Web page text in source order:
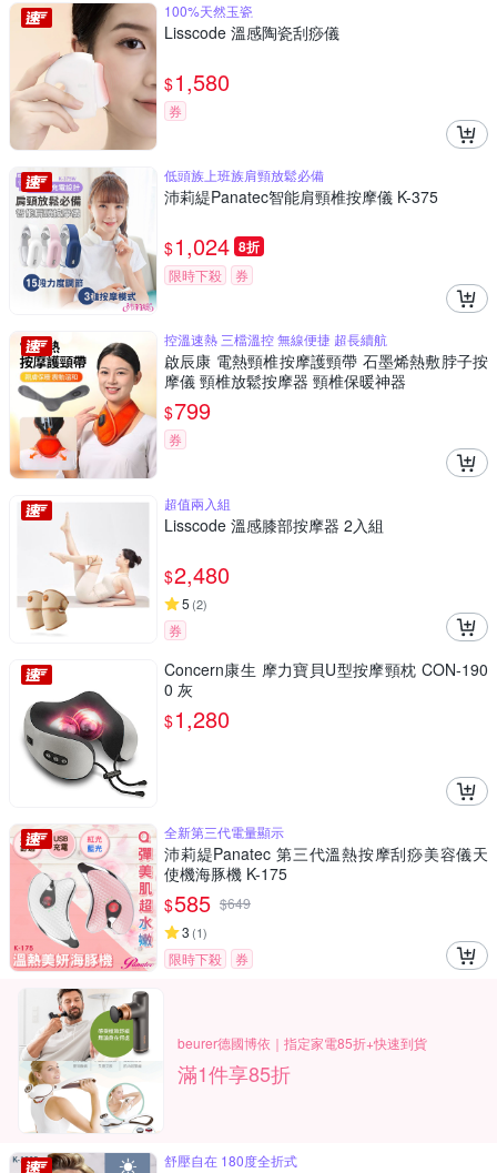
100%天然玉瓷
Lisscode 溫感陶瓷刮痧儀
$1,580
券
低頭族上班族肩頸放鬆必備
沛莉緹Panatec智能肩頸椎按摩儀 K-375
$1,024 8折
限時下殺 券
控溫速熱 三檔溫控 無線便捷 超長續航
啟辰康 電熱頸椎按摩護頸帶 石墨烯熱敷脖子按
摩儀 頸椎放鬆按摩器 頸椎保暖神器
$799
券
超值兩入組
Lisscode 溫感膝部按摩器 2入組
$2,480
5 (2)
券
Concern康生 摩力寶貝U型按摩頸枕 CON-190
0 灰
$1,280
全新第三代電量顯示
沛莉緹Panatec 第三代溫熱按摩刮痧美容儀天
使機海豚機 K-175
$585 $649
3 (1)
限時下殺 券
beurer德國博依｜指定家電85折+快速到貨
滿1件享85折
舒壓自在 180度全折式